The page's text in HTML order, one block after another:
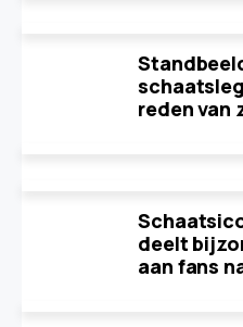
reden van
deelt
aan fans